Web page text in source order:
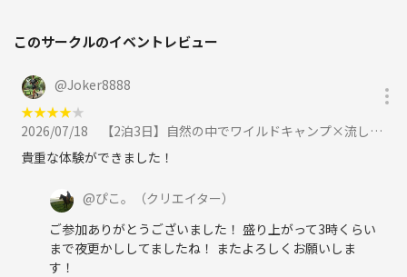
このサークルのイベントレビュー
@Joker8888
★★★★★
2026/07/18
【2泊3日】自然の中でワイルドキャンプ×流しそうめん🌿【ブッシュクラフト】に参加
貴重な体験ができました！
@ぴこ。
（クリエイター）
ご参加ありがとうございました！ 盛り上がって3時くらい
まで夜更かししてましたね！ またよろしくお願いしま
す！